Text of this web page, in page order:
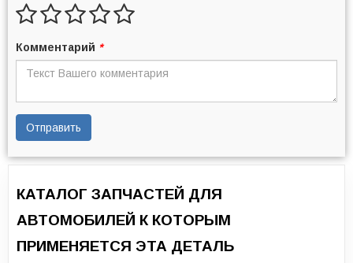
Комментарий *
Отправить
КАТАЛОГ ЗАПЧАСТЕЙ ДЛЯ
АВТОМОБИЛЕЙ К КОТОРЫМ
ПРИМЕНЯЕТСЯ ЭТА ДЕТАЛЬ